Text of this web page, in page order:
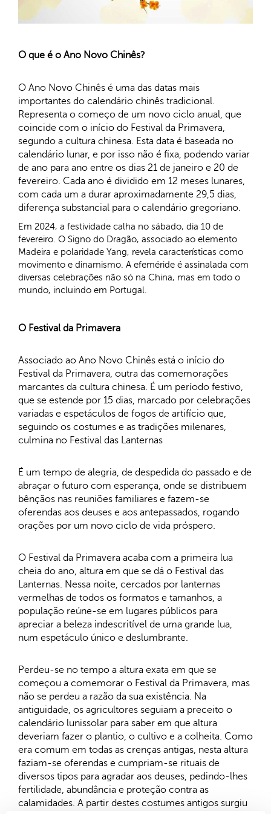
O que é o Ano Novo Chinês?
O Ano Novo Chinês é uma das datas mais
importantes do calendário chinês tradicional.
Representa o começo de um novo ciclo anual, que
coincide com o início do Festival da Primavera,
segundo a cultura chinesa. Esta data é baseada no
calendário lunar, e por isso não é fixa, podendo variar
de ano para ano entre os dias 21 de janeiro e 20 de
fevereiro. Cada ano é dividido em 12 meses lunares,
com cada um a durar aproximadamente 29,5 dias,
diferença substancial para o calendário gregoriano.
Em 2024, a festividade calha no sábado, dia 10 de
fevereiro. O Signo do Dragão, associado ao elemento
Madeira e polaridade Yang, revela características como
movimento e dinamismo. A efeméride é assinalada com
diversas celebrações não só na China, mas em todo o
mundo, incluindo em Portugal.
O Festival da Primavera
Associado ao Ano Novo Chinês está o início do
Festival da Primavera, outra das comemorações
marcantes da cultura chinesa. É um período festivo,
que se estende por 15 dias, marcado por celebrações
variadas e espetáculos de fogos de artifício que,
seguindo os costumes e as tradições milenares,
culmina no Festival das Lanternas
É um tempo de alegria, de despedida do passado e de
abraçar o futuro com esperança, onde se distribuem
bênçãos nas reuniões familiares e fazem-se
oferendas aos deuses e aos antepassados, rogando
orações por um novo ciclo de vida próspero.
O Festival da Primavera acaba com a primeira lua
cheia do ano, altura em que se dá o Festival das
Lanternas. Nessa noite, cercados por lanternas
vermelhas de todos os formatos e tamanhos, a
população reúne-se em lugares públicos para
apreciar a beleza indescritível de uma grande lua,
num espetáculo único e deslumbrante.
Perdeu-se no tempo a altura exata em que se
começou a comemorar o Festival da Primavera, mas
não se perdeu a razão da sua existência. Na
antiguidade, os agricultores seguiam a preceito o
calendário lunissolar para saber em que altura
deveriam fazer o plantio, o cultivo e a colheita. Como
era comum em todas as crenças antigas, nesta altura
faziam-se oferendas e cumpriam-se rituais de
diversos tipos para agradar aos deuses, pedindo-lhes
fertilidade, abundância e proteção contra as
calamidades. A partir destes costumes antigos surgiu